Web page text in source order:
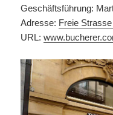
Geschäftsführung:
Adresse: Freie
URL: